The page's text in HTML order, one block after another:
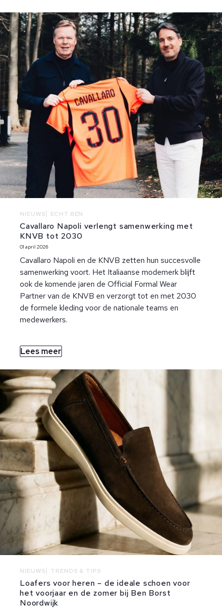
NIEUWS ECHT BEN
Cavallaro Napoli verlengt samenwerking met
KNVB tot 2030
01 april 2026
Cavallaro Napoli en de KNVB zetten hun succesvolle
samenwerking voort. Het Italiaanse modemerk blijft
ook de komende jaren de Official Formal Wear
Partner van de KNVB en verzorgt tot en met 2030
de formele kleding voor de nationale teams en
medewerkers.
Lees meer
NIEUWS TRENDS & TIPS
Loafers voor heren – de ideale schoen voor
het voorjaar en de zomer bij Ben Borst
Noordwijk